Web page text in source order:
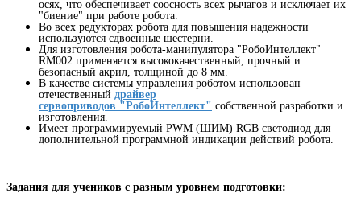
осях, что обеспечивает соосность всех рычагов и исключает их
"биение" при работе робота.
Во всех редукторах робота для повышения надежности
используются сдвоенные шестерни.
Для изготовления робота-манипулятора "РобоИнтеллект"
RM002 применяется высококачественный, прочный и
безопасный акрил, толщиной до 8 мм.
В качестве системы управления роботом использован
отечественный драйвер
сервоприводов "РобоИнтеллект" собственной разработки и
изготовления.
Имеет программируемый PWM (ШИМ) RGB светодиод для
дополнительной программной индикации действий робота.
Задания для учеников с разным уровнем подготовки: